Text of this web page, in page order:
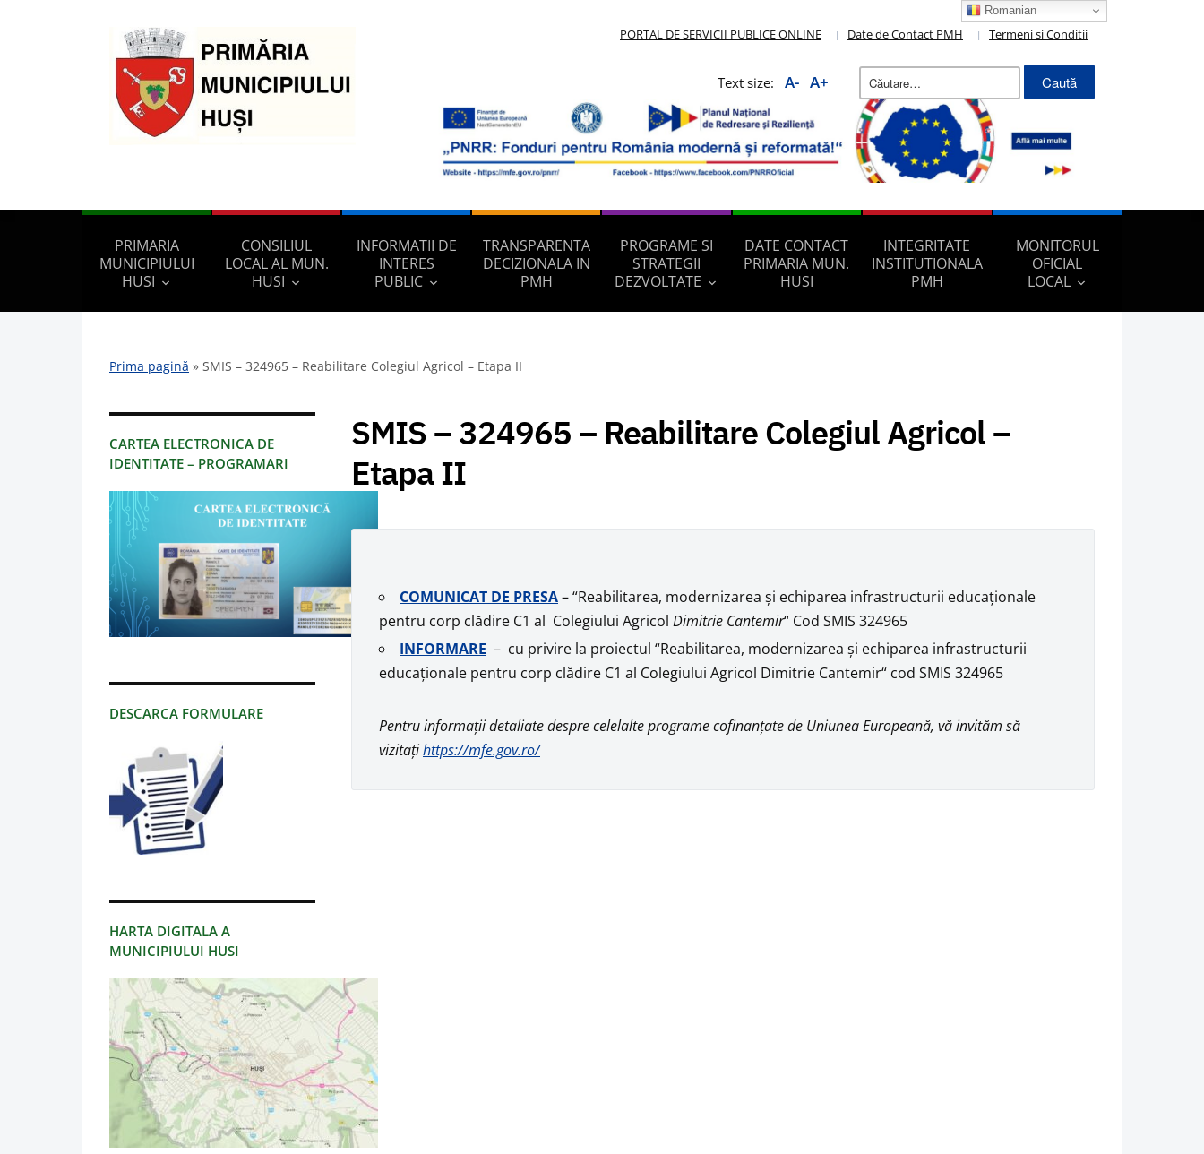
PORTAL DE SERVICII PUBLICE ONLINE Date de Contact PMH Termeni si Conditii
Text size: A- A+
Caută
după:
PRIMARIA
MUNICIPIULUI
HUSI
CONSILIUL
LOCAL AL MUN.
HUSI
INFORMATII DE
INTERES
PUBLIC
TRANSPARENTA
DECIZIONALA IN
PMH
PROGRAME SI
STRATEGII
DEZVOLTATE
DATE CONTACT
PRIMARIA MUN.
HUSI
INTEGRITATE
INSTITUTIONALA
PMH
MONITORUL
OFICIAL
LOCAL
Prima pagină » SMIS – 324965 – Reabilitare Colegiul Agricol – Etapa II
CARTEA ELECTRONICA DE
IDENTITATE – PROGRAMARI
DESCARCA FORMULARE
HARTA DIGITALA A
MUNICIPIULUI HUSI
SMIS – 324965 – Reabilitare Colegiul Agricol –
Etapa II
COMUNICAT DE PRESA– “Reabilitarea, modernizarea şi echiparea infrastructurii educaţionale
pentru corp clădire C1 al Colegiului Agricol Dimitrie Cantemir“ Cod SMIS 324965
INFORMARE – cu privire la proiectul “Reabilitarea, modernizarea şi echiparea infrastructurii
educaţionale pentru corp clădire C1 al Colegiului Agricol Dimitrie Cantemir“ cod SMIS 324965
Pentru informații detaliate despre celelalte programe cofinanțate de Uniunea Europeană, vă invităm să
vizitațihttps://mfe.gov.ro/
Romanian